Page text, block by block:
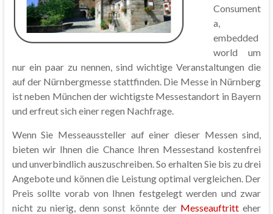
Consument
a,
embedded
world um
nur ein paar zu nennen, sind wichtige Veranstaltungen die
auf der Nürnbergmesse stattfinden. Die Messe in Nürnberg
ist neben München der wichtigste Messestandort in Bayern
und erfreut sich einer regen Nachfrage.
Wenn Sie Messeaussteller auf einer dieser Messen sind,
bieten wir Ihnen die Chance Ihren Messestand kostenfrei
und unverbindlich auszuschreiben. So erhalten Sie bis zu drei
Angebote und können die Leistung optimal vergleichen. Der
Preis sollte vorab von Ihnen festgelegt werden und zwar
nicht zu nierig, denn sonst könnte der Messeauftritt eher